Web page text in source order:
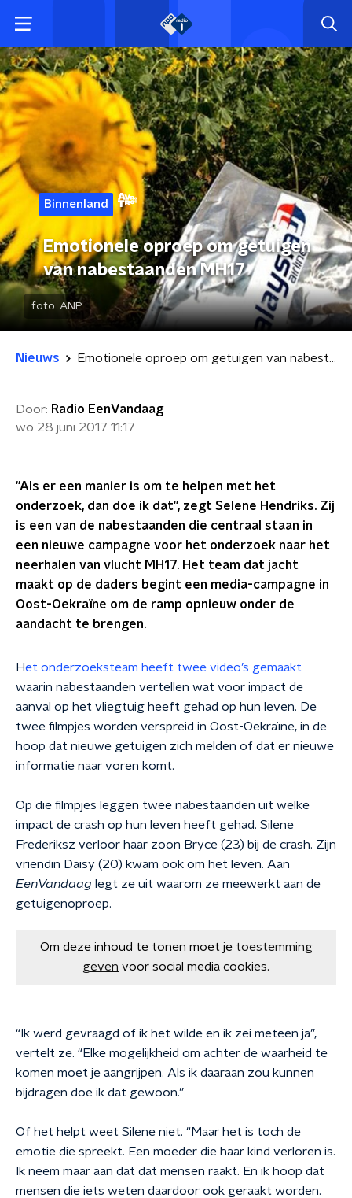
Binnenland
Emotionele oproep om getuigen
van nabestaanden MH17
foto: ANP
Nieuws Emotionele oproep om getuigen van nabestaanden MH17
Door: Radio EenVandaag
wo 28 juni 2017 11:17
"Als er een manier is om te helpen met het
onderzoek, dan doe ik dat", zegt Selene Hendriks. Zij
is een van de nabestaanden die centraal staan in
een nieuwe campagne voor het onderzoek naar het
neerhalen van vlucht MH17. Het team dat jacht
maakt op de daders begint een media-campagne in
Oost-Oekraïne om de ramp opnieuw onder de
aandacht te brengen.
Het onderzoeksteam heeft twee video’s gemaakt
waarin nabestaanden vertellen wat voor impact de
aanval op het vliegtuig heeft gehad op hun leven. De
twee filmpjes worden verspreid in Oost-Oekraïne, in de
hoop dat nieuwe getuigen zich melden of dat er nieuwe
informatie naar voren komt.
Op die filmpjes leggen twee nabestaanden uit welke
impact de crash op hun leven heeft gehad. Silene
Frederiksz verloor haar zoon Bryce (23) bij de crash. Zijn
vriendin Daisy (20) kwam ook om het leven. Aan
EenVandaag legt ze uit waarom ze meewerkt aan de
getuigenoproep.
Om deze inhoud te tonen moet je toestemming
geven voor social media cookies.
“Ik werd gevraagd of ik het wilde en ik zei meteen ja”,
vertelt ze. “Elke mogelijkheid om achter de waarheid te
komen moet je aangrijpen. Als ik daaraan zou kunnen
bijdragen doe ik dat gewoon.”
Of het helpt weet Silene niet. “Maar het is toch de
emotie die spreekt. Een moeder die haar kind verloren is.
Ik neem maar aan dat dat mensen raakt. En ik hoop dat
mensen die iets weten daardoor ook geraakt worden.